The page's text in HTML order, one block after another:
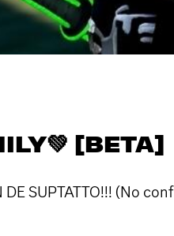
[BETA]
DE SUPTATTO!!! (No